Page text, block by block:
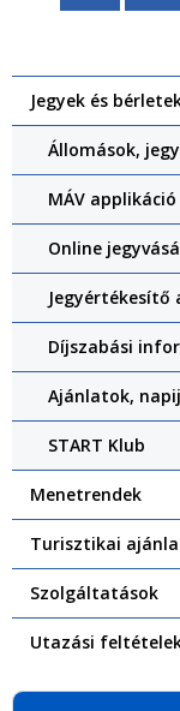
Jegyek és
Állomások,
MÁV applikáció
Online
Jegyértékesítő
Díjszabási
Ajánlatok,
START Klub
Menetrendek
Turisztikai
Szolgáltatások
Utazási